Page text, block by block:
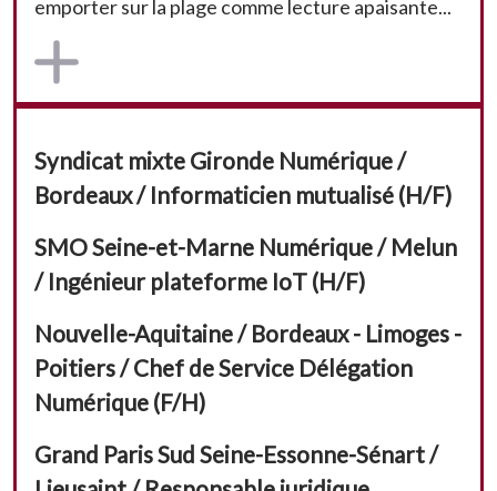
emporter sur la plage comme lecture apaisante...
Syndicat mixte Gironde Numérique /
Bordeaux / Informaticien mutualisé (H/F)
SMO Seine-et-Marne Numérique / Melun
/ Ingénieur plateforme IoT (H/F)
Nouvelle-Aquitaine / Bordeaux - Limoges -
Poitiers / Chef de Service Délégation
Numérique (F/H)
Grand Paris Sud Seine-Essonne-Sénart /